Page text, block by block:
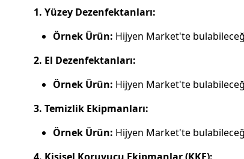
1. Yüzey Dezenfektanları:
Örnek Ürün: Hijyen Market'te
2. El Dezenfektanları:
Örnek Ürün: Hijyen Market'te
3. Temizlik Ekipmanları:
Örnek Ürün: Hijyen Market'te